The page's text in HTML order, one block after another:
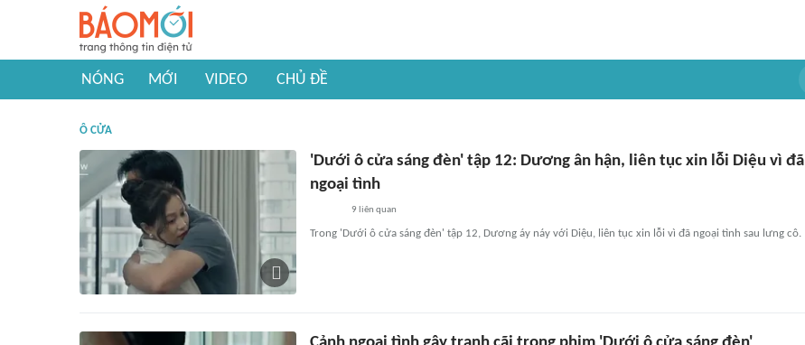
NÓNG MỚI VIDEO CHỦ ĐỀ
Ô CỬA
'Dưới ô cửa sáng đèn' tập 12: Dương ân hận, liên tục xin lỗi Diệu vì đã
ngoại tình
9 liên quan
Trong 'Dưới ô cửa sáng đèn' tập 12, Dương áy náy với Diệu, liên tục xin lỗi vì đã ngoại tình sau lưng cô.